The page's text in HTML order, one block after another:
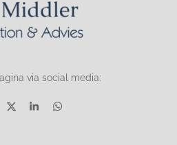
via social media:
D
S
D